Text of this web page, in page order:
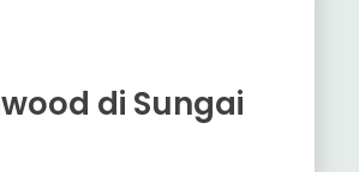
di Sungai